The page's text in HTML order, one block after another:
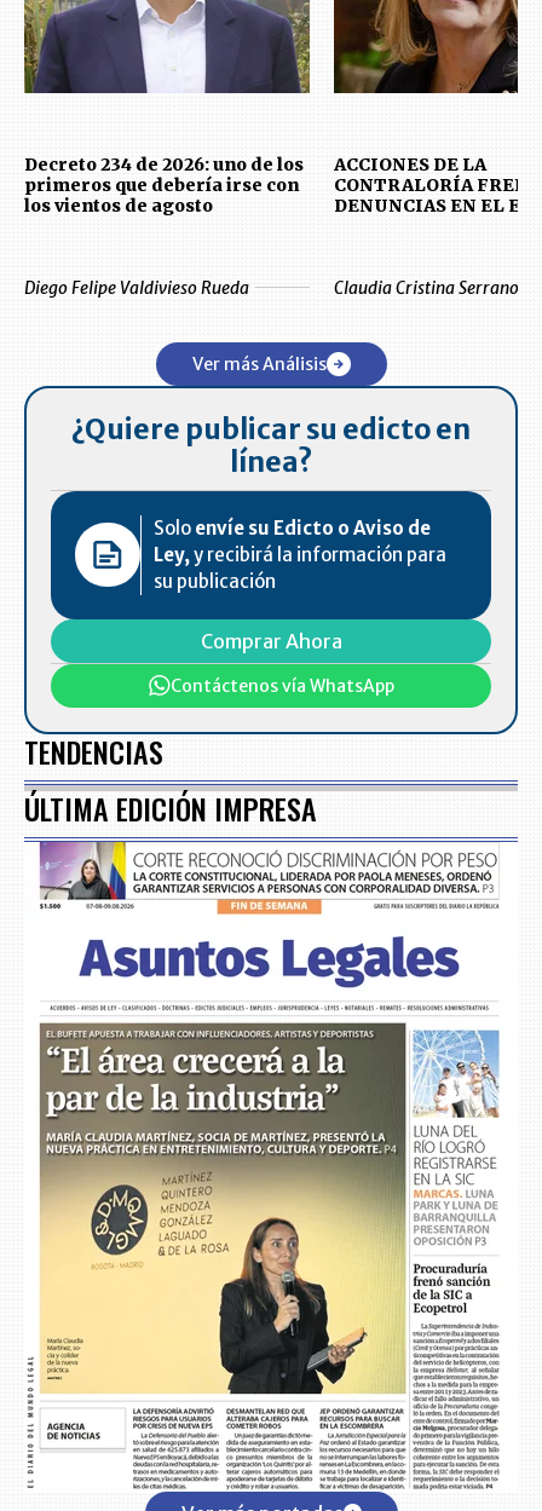
Decreto 234 de 2026: uno de los
primeros que debería irse con
los vientos de agosto
Diego Felipe Valdivieso Rueda
ACCIONES DE LA
CONTRALORÍA
DENUNCIAS EN EL
Claudia Cristina Serrano
Ver más Análisis
¿Quiere publicar su edicto en
línea?
Solo envíe su Edicto o Aviso de
Ley, y recibirá la información para
su publicación
Comprar Ahora
Contáctenos vía WhatsApp
TENDENCIAS
ÚLTIMA EDICIÓN IMPRESA